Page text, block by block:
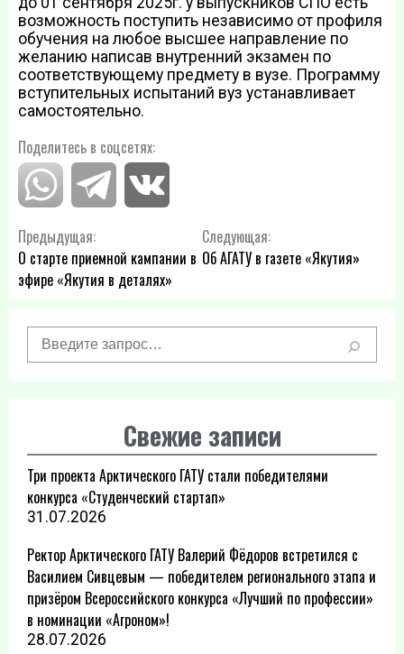
возможность поступить независимо от профиля
обучения на любое высшее направление по
желанию написав внутренний экзамен по
соответствующему предмету в вузе. Программу
вступительных испытаний вуз устанавливает
самостоятельно.
Поделитесь в соцсетях:
Навигация
по
записям
Предыдущая:
О старте приемной кампании в
эфире «Якутия в деталях»
Следующая:
Об АГАТУ в газете «Якутия»
Свежие записи
Три проекта Арктического ГАТУ стали победителями
конкурса «Студенческий стартап»
31.07.2026
Ректор Арктического ГАТУ Валерий Фёдоров встретился с
Василием Сивцевым — победителем регионального этапа и
призёром Всероссийского конкурса «Лучший по профессии»
в номинации «Агроном»!
28.07.2026